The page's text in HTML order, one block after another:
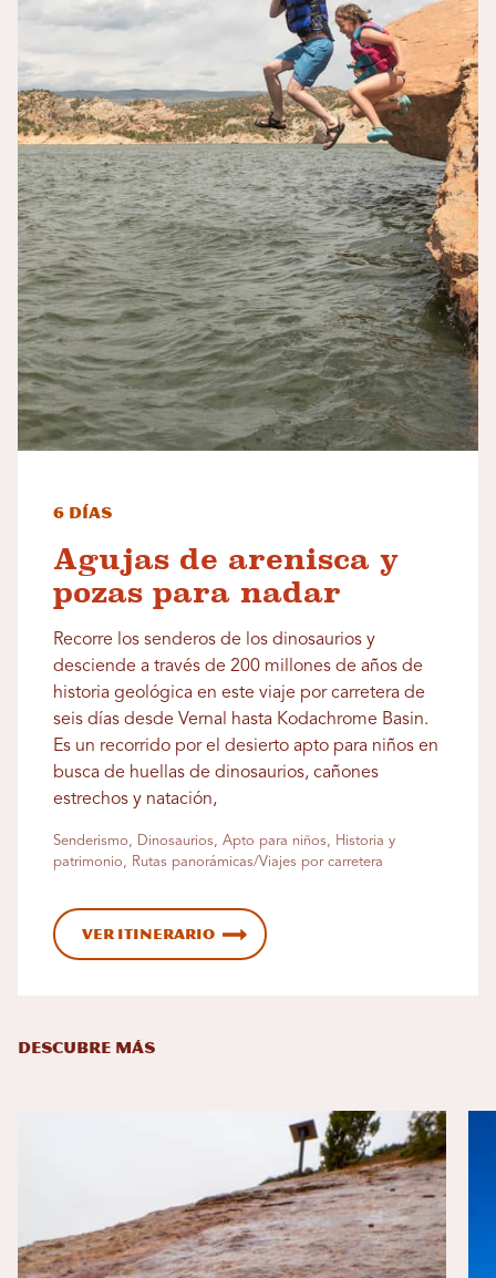
6 días
Agujas de arenisca y
pozas para nadar
Recorre los senderos de los dinosaurios y
desciende a través de 200 millones de años de
historia geológica en este viaje por carretera de
seis días desde Vernal hasta Kodachrome Basin.
Es un recorrido por el desierto apto para niños en
busca de huellas de dinosaurios, cañones
estrechos y natación,
Senderismo, Dinosaurios, Apto para niños, Historia y
patrimonio, Rutas panorámicas/Viajes por carretera
Ver itinerario
DESCUBRE MÁS